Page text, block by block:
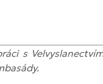
s